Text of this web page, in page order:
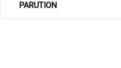
PARUTION